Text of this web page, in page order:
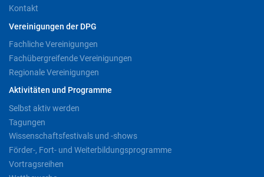
Kontakt
Vereinigungen der DPG
Fachliche Vereinigungen
Fachübergreifende Vereinigungen
Regionale Vereinigungen
Aktivitäten und Programme
Selbst aktiv werden
Tagungen
Wissenschaftsfestivals und -shows
Förder-, Fort- und Weiterbildungsprogramme
Vortragsreihen